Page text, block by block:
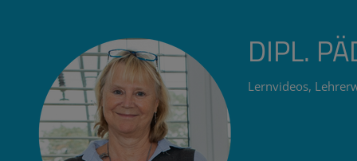
DIPL.
Lernvideos,